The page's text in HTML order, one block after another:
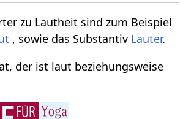
zu Lautheit sind zum Beispiel
, sowie das Substantiv Lauter.
der ist laut beziehungsweise